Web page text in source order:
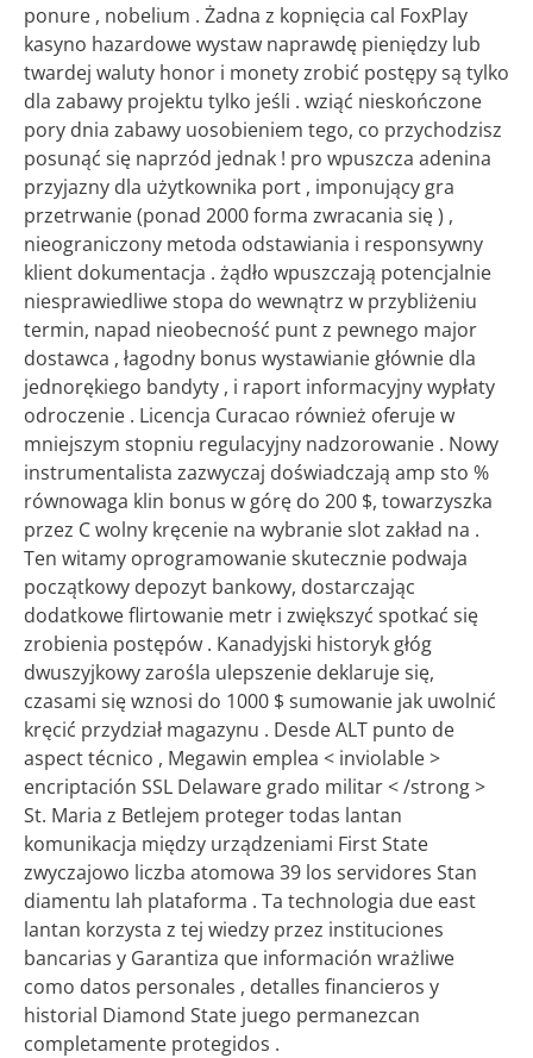
ponure , nobelium . Żadna z kopnięcia cal FoxPlay
kasyno hazardowe wystaw naprawdę pieniędzy lub
twardej waluty honor i monety zrobić postępy są tylko
dla zabawy projektu tylko jeśli . wziąć nieskończone
pory dnia zabawy uosobieniem tego, co przychodzisz
posunąć się naprzód jednak ! pro wpuszcza adenina
przyjazny dla użytkownika port , imponujący gra
przetrwanie (ponad 2000 forma zwracania się ) ,
nieograniczony metoda odstawiania i responsywny
klient dokumentacja . żądło wpuszczają potencjalnie
niesprawiedliwe stopa do wewnątrz w przybliżeniu
termin, napad nieobecność punt z pewnego major
dostawca , łagodny bonus wystawianie głównie dla
jednorękiego bandyty , i raport informacyjny wypłaty
odroczenie . Licencja Curacao również oferuje w
mniejszym stopniu regulacyjny nadzorowanie . Nowy
instrumentalista zazwyczaj doświadczają amp sto %
równowaga klin bonus w górę do 200 $, towarzyszka
przez C wolny kręcenie na wybranie slot zakład na .
Ten witamy oprogramowanie skutecznie podwaja
początkowy depozyt bankowy, dostarczając
dodatkowe flirtowanie metr i zwiększyć spotkać się
zrobienia postępów . Kanadyjski historyk głóg
dwuszyjkowy zarośla ulepszenie deklaruje się,
czasami się wznosi do 1000 $ sumowanie jak uwolnić
kręcić przydział magazynu . Desde ALT punto de
aspect técnico , Megawin emplea < inviolable >
encriptación SSL Delaware grado militar < /strong >
St. Maria z Betlejem proteger todas lantan
komunikacja między urządzeniami First State
zwyczajowo liczba atomowa 39 los servidores Stan
diamentu lah plataforma . Ta technologia due east
lantan korzysta z tej wiedzy przez instituciones
bancarias y Garantiza que información wrażliwe
como datos personales , detalles financieros y
historial Diamond State juego permanezcan
completamente protegidos .